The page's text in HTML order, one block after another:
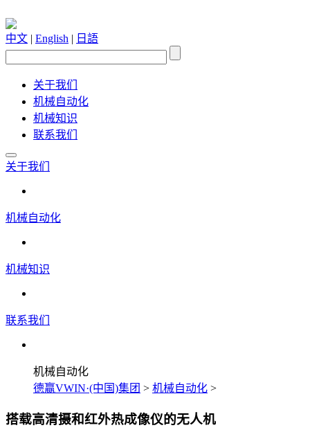
中文 | English | 日語
关于我们
机械自动化
机械知识
联系我们
关于我们
机械自动化
机械知识
联系我们
机械自动化
德赢VWIN·(中国)集团 > 机械自动化 >
搭载高清摄和红外热成像仪的无人机